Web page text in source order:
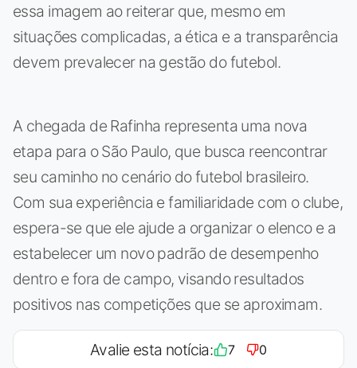
essa imagem ao reiterar que, mesmo em
situações complicadas, a ética e a transparência
devem prevalecer na gestão do futebol.
A chegada de Rafinha representa uma nova
etapa para o São Paulo, que busca reencontrar
seu caminho no cenário do futebol brasileiro.
Com sua experiência e familiaridade com o clube,
espera-se que ele ajude a organizar o elenco e a
estabelecer um novo padrão de desempenho
dentro e fora de campo, visando resultados
positivos nas competições que se aproximam.
Avalie esta notícia: 7 0